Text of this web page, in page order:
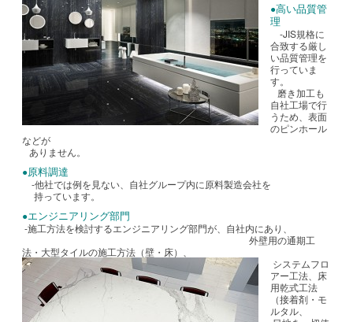
●高い品質管
理
-JIS規格に
合致する厳し
い品質管理を
行っていま
す。
磨き加工も
自社工場で行
うため、表面
のピンホール
などが
ありません。
●原料調達
-他社では例を見ない、自社グループ内に原料製造会社を
持っています。
●エンジニアリング部門
-施工方法を検討するエンジニアリング部門が、自社内にあり、
外壁用の通期工
法・大型タイルの施工方法（壁・床）、
システムフロ
アー工法、床
用乾式工法
（接着剤・モ
ルタル、